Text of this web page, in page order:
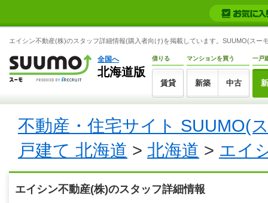
エイシン不動産(株)のスタッフ詳細情報(購入者向け)を掲載しています。SUUMO(スー
全国へ
北海道版
借りる
賃貸
マンションを買う
新築 中古
一戸
不動産・住宅サイト SUUMO(
戸建て 北海道 > 北海道 > エイ
エイシン不動産(株)のスタッフ詳細情報